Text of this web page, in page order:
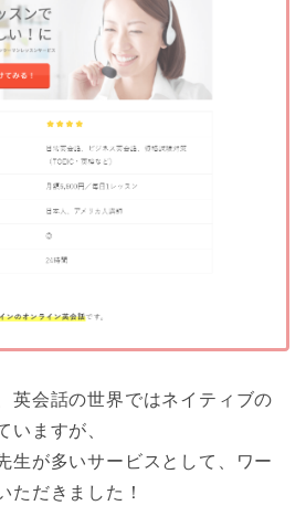
英会話の世界ではネイティブの
いますが、
生が多いサービスとして、ワー
ただきました！